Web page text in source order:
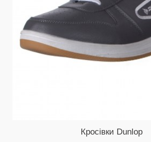
Кросівки Dunlop